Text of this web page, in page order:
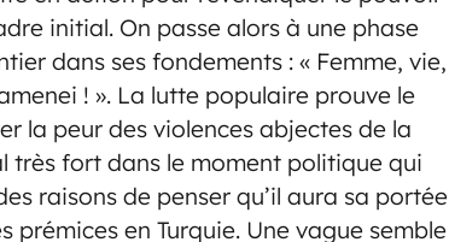
initial. On passe alors à une phase
dans ses fondements : « Femme, vie,
! ». La lutte populaire prouve le
la peur des violences abjectes de la
très fort dans le moment politique qui
raisons de penser qu’il aura sa portée
prémices en Turquie. Une vague semble